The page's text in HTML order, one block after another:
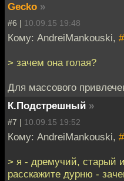
Gecko »
#6 | 10.09.15 19:48
Кому: AndreiMankouski,
> зачем она голая?
Для массового
К.Подстрешный »
#7 | 10.09.15 19:52
Кому: AndreiMankouski,
> я - дремучий, старый
расскажите дурню -